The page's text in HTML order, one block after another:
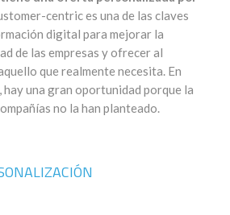
centric es una de las claves
digital para mejorar la
de las empresas y ofrecer al
que realmente necesita. En
hay una gran oportunidad porque la
no la han planteado.